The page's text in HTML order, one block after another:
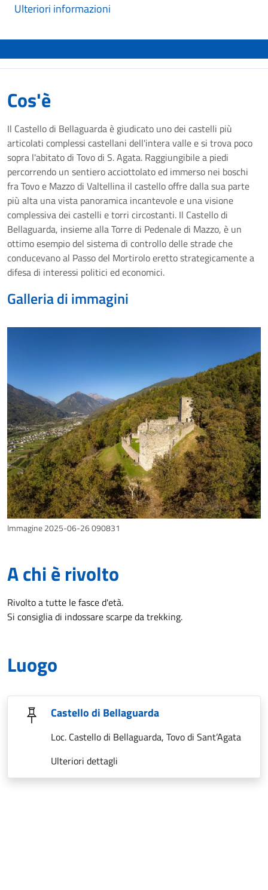
Ulteriori informazioni
Cos'è
Il Castello di Bellaguarda è giudicato uno dei castelli più
articolati complessi castellani dell'intera valle e si trova poco
sopra l'abitato di Tovo di S. Agata. Raggiungibile a piedi
percorrendo un sentiero acciottolato ed immerso nei boschi
fra Tovo e Mazzo di Valtellina il castello offre dalla sua parte
più alta una vista panoramica incantevole e una visione
complessiva dei castelli e torri circostanti. Il Castello di
Bellaguarda, insieme alla Torre di Pedenale di Mazzo, è un
ottimo esempio del sistema di controllo delle strade che
conducevano al Passo del Mortirolo eretto strategicamente a
difesa di interessi politici ed economici.
Galleria di immagini
Immagine 2025-06-26 090831
A chi è rivolto
Rivolto a tutte le fasce d'età.
Si consiglia di indossare scarpe da trekking.
Luogo
Castello di Bellaguarda
Loc. Castello di Bellaguarda, Tovo di Sant’Agata
Ulteriori dettagli